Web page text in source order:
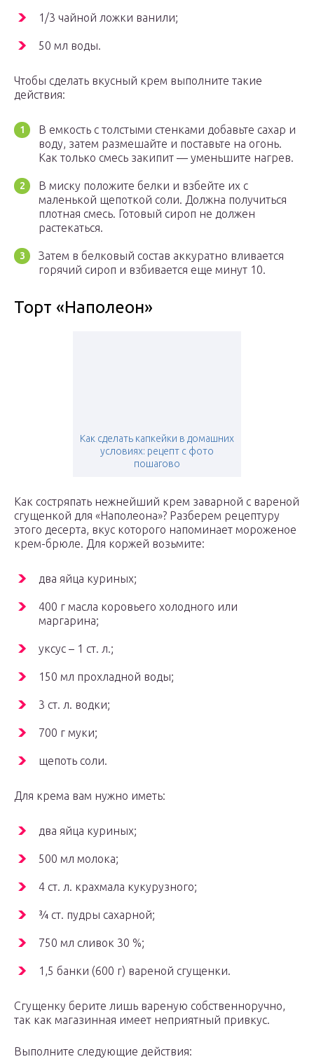
1/3 чайной ложки ванили;
50 мл воды.
Чтобы сделать вкусный крем выполните такие
действия:
В емкость с толстыми стенками добавьте сахар и
воду, затем размешайте и поставьте на огонь.
Как только смесь закипит — уменьшите нагрев.
В миску положите белки и взбейте их с
маленькой щепоткой соли. Должна получиться
плотная смесь. Готовый сироп не должен
растекаться.
Затем в белковый состав аккуратно вливается
горячий сироп и взбивается еще минут 10.
Торт «Наполеон»
Как сделать капкейки в домашних
условиях: рецепт с фото
пошагово
Как состряпать нежнейший крем заварной с вареной
сгущенкой для «Наполеона»? Разберем рецептуру
этого десерта, вкус которого напоминает мороженое
крем-брюле. Для коржей возьмите:
два яйца куриных;
400 г масла коровьего холодного или
маргарина;
уксус – 1 ст. л.;
150 мл прохладной воды;
3 ст. л. водки;
700 г муки;
щепоть соли.
Для крема вам нужно иметь:
два яйца куриных;
500 мл молока;
4 ст. л. крахмала кукурузного;
¾ ст. пудры сахарной;
750 мл сливок 30 %;
1,5 банки (600 г) вареной сгущенки.
Сгущенку берите лишь вареную собственноручно,
так как магазинная имеет неприятный привкус.
Выполните следующие действия: